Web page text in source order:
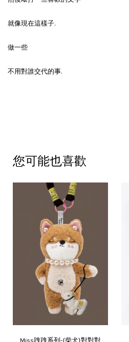
就像現在這樣子.
做一些
不用對誰交代的事.
您可能也喜歡
Miss跩跩系列-{柴犬}對對對